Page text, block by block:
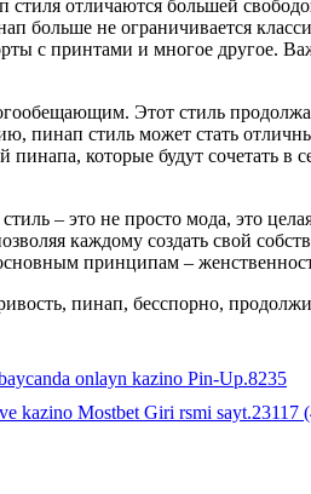
отличаются большей
больше не ограничивается
с принтами и многое другое.
Этот стиль
пинап стиль может стать
которые будут сочетать в
– это не просто мода, это
каждому создать свой
принципам –
пинап, бесспорно,
onlayn kazino Pin-Up.8235
kazino Mostbet Giri rsmi sayt.23117